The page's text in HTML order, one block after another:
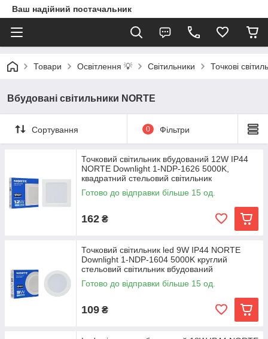
Ваш надійний постачальник
Товари Освітлення 💡 Світильники Точкові
Вбудовані світильники NORTE
Сортування 0 Фільтри
Точковий світильник вбудований 12W ІР44
NORTE Downlight 1-NDP-1626 5000K,
квадратний стельовий світильник
вбудований
Готово до відправки більше 15 од.
162 ₴
Точковий світильник led 9W ІР44 NORTE
Downlight 1-NDP-1604 5000K круглий
стельовий світильник вбудований
Готово до відправки більше 15 од.
109 ₴